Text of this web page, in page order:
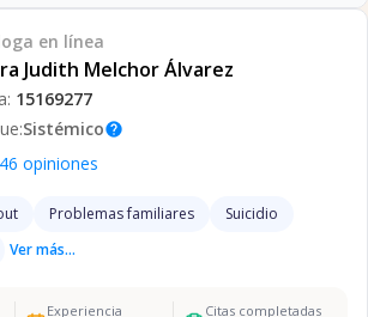
en línea
Judith Melchor Álvarez
15169277
Sistémicohelp
46 opiniones
Problemas familiares
Suicidio
Ver más...
Experiencia Citas completadas